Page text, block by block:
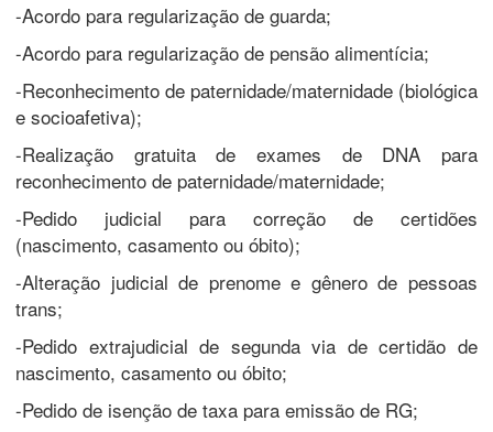
-Acordo para regularização de guarda;
-Acordo para regularização de pensão alimentícia;
-Reconhecimento de paternidade/maternidade (biológica
e socioafetiva);
-Realização gratuita de exames de DNA para
reconhecimento de paternidade/maternidade;
-Pedido judicial para correção de certidões
(nascimento, casamento ou óbito);
-Alteração judicial de prenome e gênero de pessoas
trans;
-Pedido extrajudicial de segunda via de certidão de
nascimento, casamento ou óbito;
-Pedido de isenção de taxa para emissão de RG;